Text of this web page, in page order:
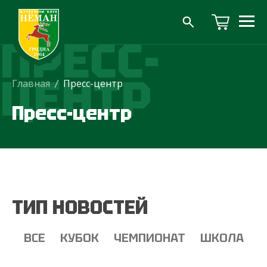
ПРЕСС-
ЦЕНТР
Главная / Пресс-центр
Пресс-центр
ТИП НОВОСТЕЙ
ВСЕ КУБОК ЧЕМПИОНАТ ШКОЛА